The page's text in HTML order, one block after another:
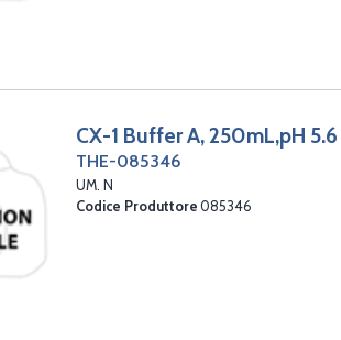
CX-1 Buffer A, 250mL,pH 5.6
THE-085346
UM. N
Codice Produttore 085346